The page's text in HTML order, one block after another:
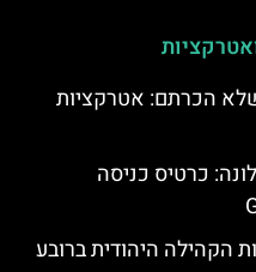
הכרתם: אטרקציות
כרטיס כניסה
הקהילה היהודית ברובע